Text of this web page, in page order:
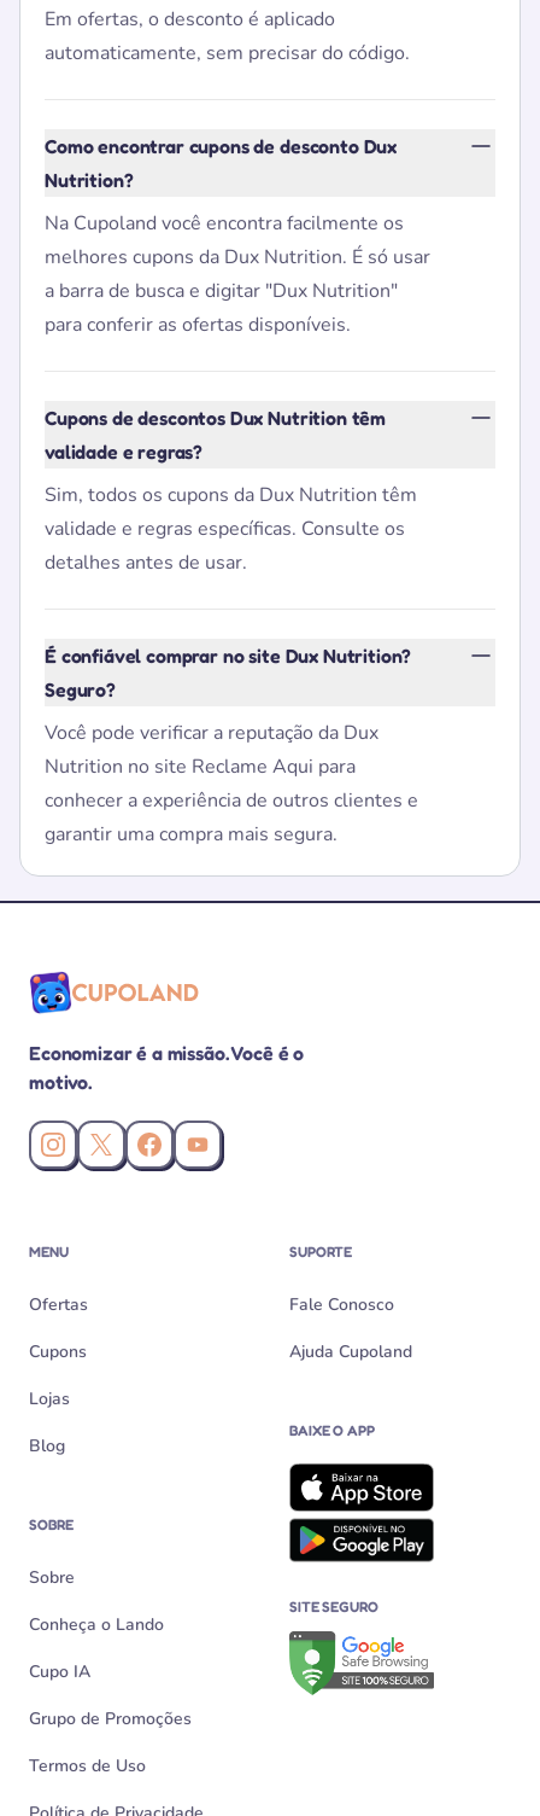
Em ofertas, o desconto é aplicado
automaticamente, sem precisar do código.
Como encontrar cupons de desconto Dux
Nutrition?
Na Cupoland você encontra facilmente os
melhores cupons da Dux Nutrition. É só usar
a barra de busca e digitar "Dux Nutrition"
para conferir as ofertas disponíveis.
Cupons de descontos Dux Nutrition têm
validade e regras?
Sim, todos os cupons da Dux Nutrition têm
validade e regras específicas. Consulte os
detalhes antes de usar.
É confiável comprar no site Dux Nutrition?
Seguro?
Você pode verificar a reputação da Dux
Nutrition no site Reclame Aqui para
conhecer a experiência de outros clientes e
garantir uma compra mais segura.
Economizar é a missão. Você é o
motivo.
Instagram da Cupoland
X (Twitter) da Cupoland
Facebook da Cupoland
Canal da Cupoland no YouTube
MENU
Ofertas
Cupons
Lojas
Blog
SOBRE
Sobre
Conheça o Lando
Cupo IA
Grupo de Promoções
Termos de Uso
SUPORTE
Fale Conosco
Ajuda Cupoland
BAIXE O APP
SITE SEGURO
Verificação de site seguro